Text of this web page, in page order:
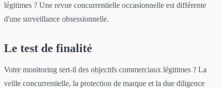
légitimes ? Une revue concurrentielle occasionnelle est différente
d'une surveillance obsessionnelle.
Le test de finalité
Votre monitoring sert-il des objectifs commerciaux légitimes ? La
veille concurrentielle, la protection de marque et la due diligence